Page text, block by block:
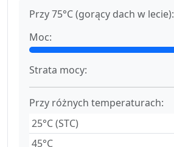
Przy 75°C (gorący dach w lecie):
Moc:
Strata mocy:
Przy różnych temperaturach:
25°C (STC)
45°C